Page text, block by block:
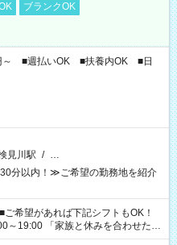
ブランクOK
～ ■週払いOK ■扶養内OK ■日
見川駅 / …
分以内！≫ご希望の勤務地を紹介
みを合わせた
備がしたい」 「できれば残業はし